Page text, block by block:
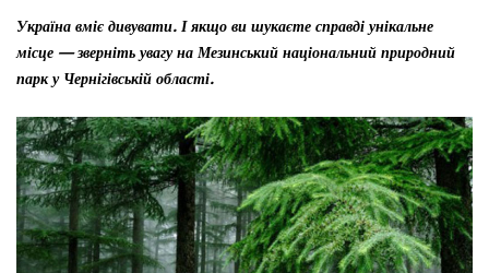
Україна вміє дивувати. І якщо ви шукаєте справді унікальне
місце — зверніть увагу на Мезинський національний природний
парк у Чернігівській області.